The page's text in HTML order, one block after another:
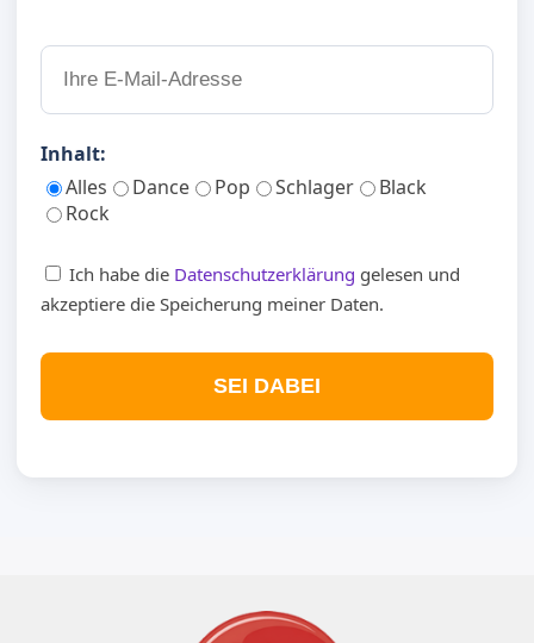
Inhalt:
Alles
Dance Pop Schlager
Black
Rock
Ich habe die Datenschutzerklärung gelesen und
akzeptiere die Speicherung meiner Daten.
SEI DABEI